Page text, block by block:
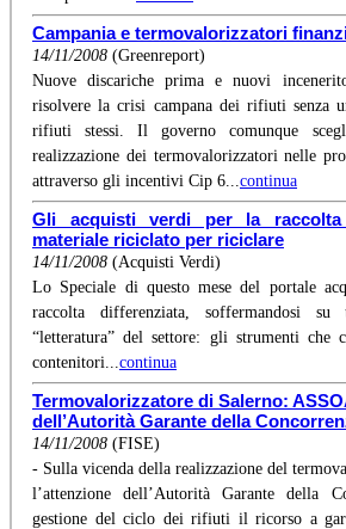
Campania e termovalorizzatori
14/11/2008 (Greenreport)
Nuove discariche prima e nuovi
risolvere la crisi campana dei rifiuti senza
rifiuti stessi. Il governo comunque
realizzazione dei termovalorizzatori nelle
attraverso gli incentivi Cip 6...continua
Gli acquisti verdi per la raccolta
materiale riciclato per riciclare
14/11/2008 (Acquisti Verdi)
Lo Speciale di questo mese del portale
raccolta differenziata, soffermandosi
“letteratura” del settore: gli strumenti che
contenitori...continua
Termovalorizzatore di Salerno:
dell’Autorità Garante della
14/11/2008 (FISE)
- Sulla vicenda della realizzazione del
l’attenzione dell’Autorità Garante della
gestione del ciclo dei rifiuti il ricorso a